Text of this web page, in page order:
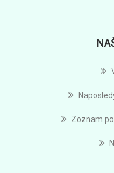
Zoznam